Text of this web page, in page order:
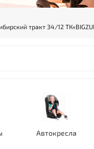
тракт 34/12
Автокресла